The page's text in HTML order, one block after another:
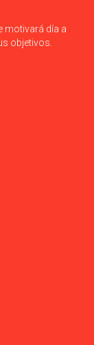
motivará día a
objetivos.